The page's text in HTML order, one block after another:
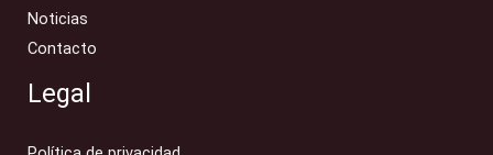
Noticias
Contacto
Legal